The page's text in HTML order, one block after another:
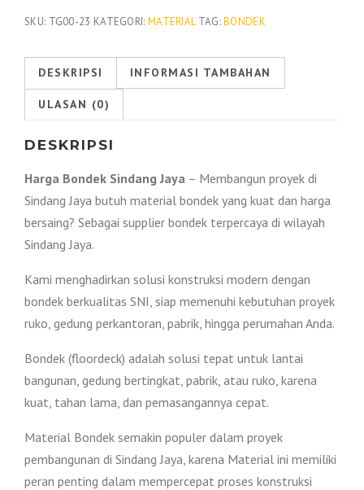
Sindang
2026
|
Harga
!!!
SKU: TG00-23 KATEGORI: MATERIAL TAG:BONDEK
DESKRIPSI INFORMASI TAMBAHAN
ULASAN (0)
DESKRIPSI
Harga Bondek Sindang Jaya – Membangun proyek di
Sindang Jaya butuh material bondek yang kuat dan harga
bersaing? Sebagai supplier bondek terpercaya di wilayah
Sindang Jaya.
Kami menghadirkan solusi konstruksi modern dengan
bondek berkualitas SNI, siap memenuhi kebutuhan proyek
ruko, gedung perkantoran, pabrik, hingga perumahan Anda.
Bondek (floordeck) adalah solusi tepat untuk lantai
bangunan, gedung bertingkat, pabrik, atau ruko, karena
kuat, tahan lama, dan pemasangannya cepat.
Material Bondek semakin populer dalam proyek
pembangunan di Sindang Jaya, karena Material ini memiliki
peran penting dalam mempercepat proses konstruksi